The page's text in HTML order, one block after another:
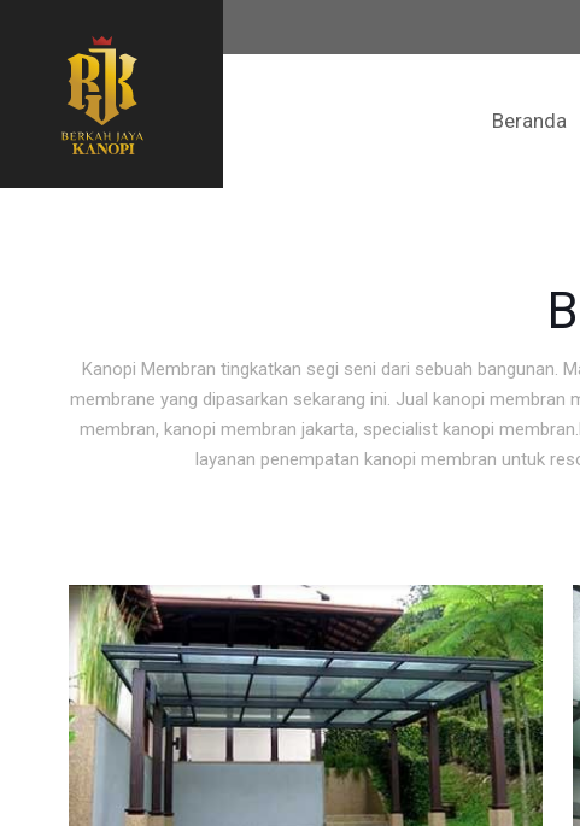
Beranda
Kanopi Membran tingkatkan segi seni dari sebuah bangunan.
membrane yang dipasarkan sekarang ini. Jual kanopi
membran, kanopi membran jakarta, specialist kanopi
layanan penempatan kanopi membran untuk